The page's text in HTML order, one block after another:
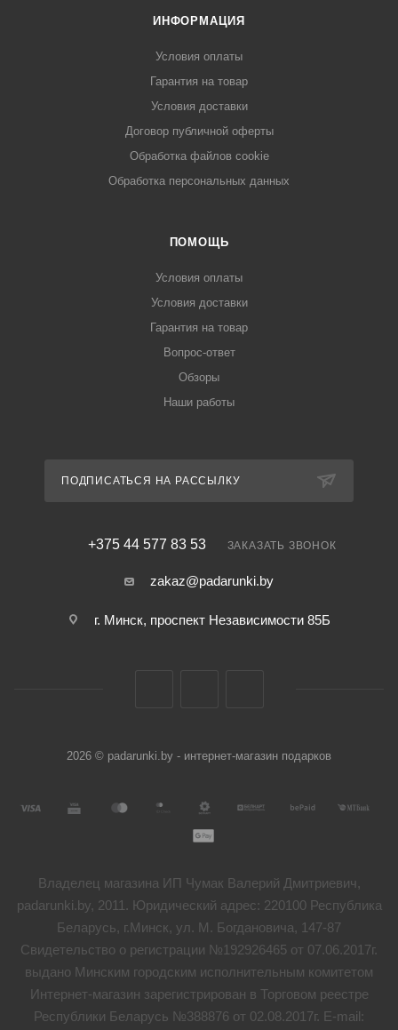
ИНФОРМАЦИЯ
Условия оплаты
Гарантия на товар
Условия доставки
Договор публичной оферты
Обработка файлов cookie
Обработка персональных данных
ПОМОЩЬ
Условия оплаты
Условия доставки
Гарантия на товар
Вопрос-ответ
Обзоры
Наши работы
ПОДПИСАТЬСЯ НА РАССЫЛКУ
+375 44 577 83 53 ЗАКАЗАТЬ ЗВОНОК
zakaz@padarunki.by
г. Минск, проспект Независимости 85Б
2026 © padarunki.by - интернет-магазин подарков
Владелец магазина ИП Чумак Валерий Дмитриевич,
padarunki.by, 2011. Юридический адрес: 220100 Республика
Беларусь, г.Минск, ул. М. Богдановича, 147-87
Свидетельство о регистрации №192926465 от 07.06.2017г.
выдано Минским городским исполнительным комитетом
Интернет-магазин зарегистрирован в Торговом реестре
Республики Беларусь №388876 от 02.08.2017г. E-mail: